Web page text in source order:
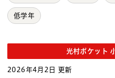
低学年
光村ポケット
2026年4月2日 更新